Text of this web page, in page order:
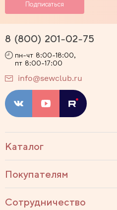
Каталог
Покупателям
Сотрудничество
8 (800) 201-02-75
пн-чт 8:00-18:00,
пт 8:00-17:00
info@sewclub.ru